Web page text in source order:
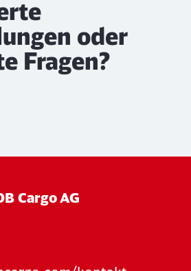
oder
Fragen?
Cargo AG